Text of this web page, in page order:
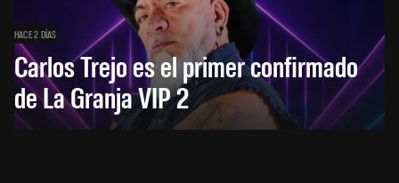
HACE 2 DÍAS
Carlos Trejo es el primer confirmado
de La Granja VIP 2